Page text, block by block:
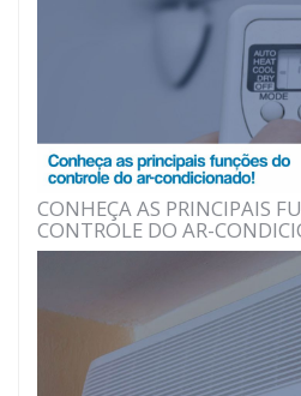
CONHEÇA AS PRINCIPAIS
CONTROLE DO AR-